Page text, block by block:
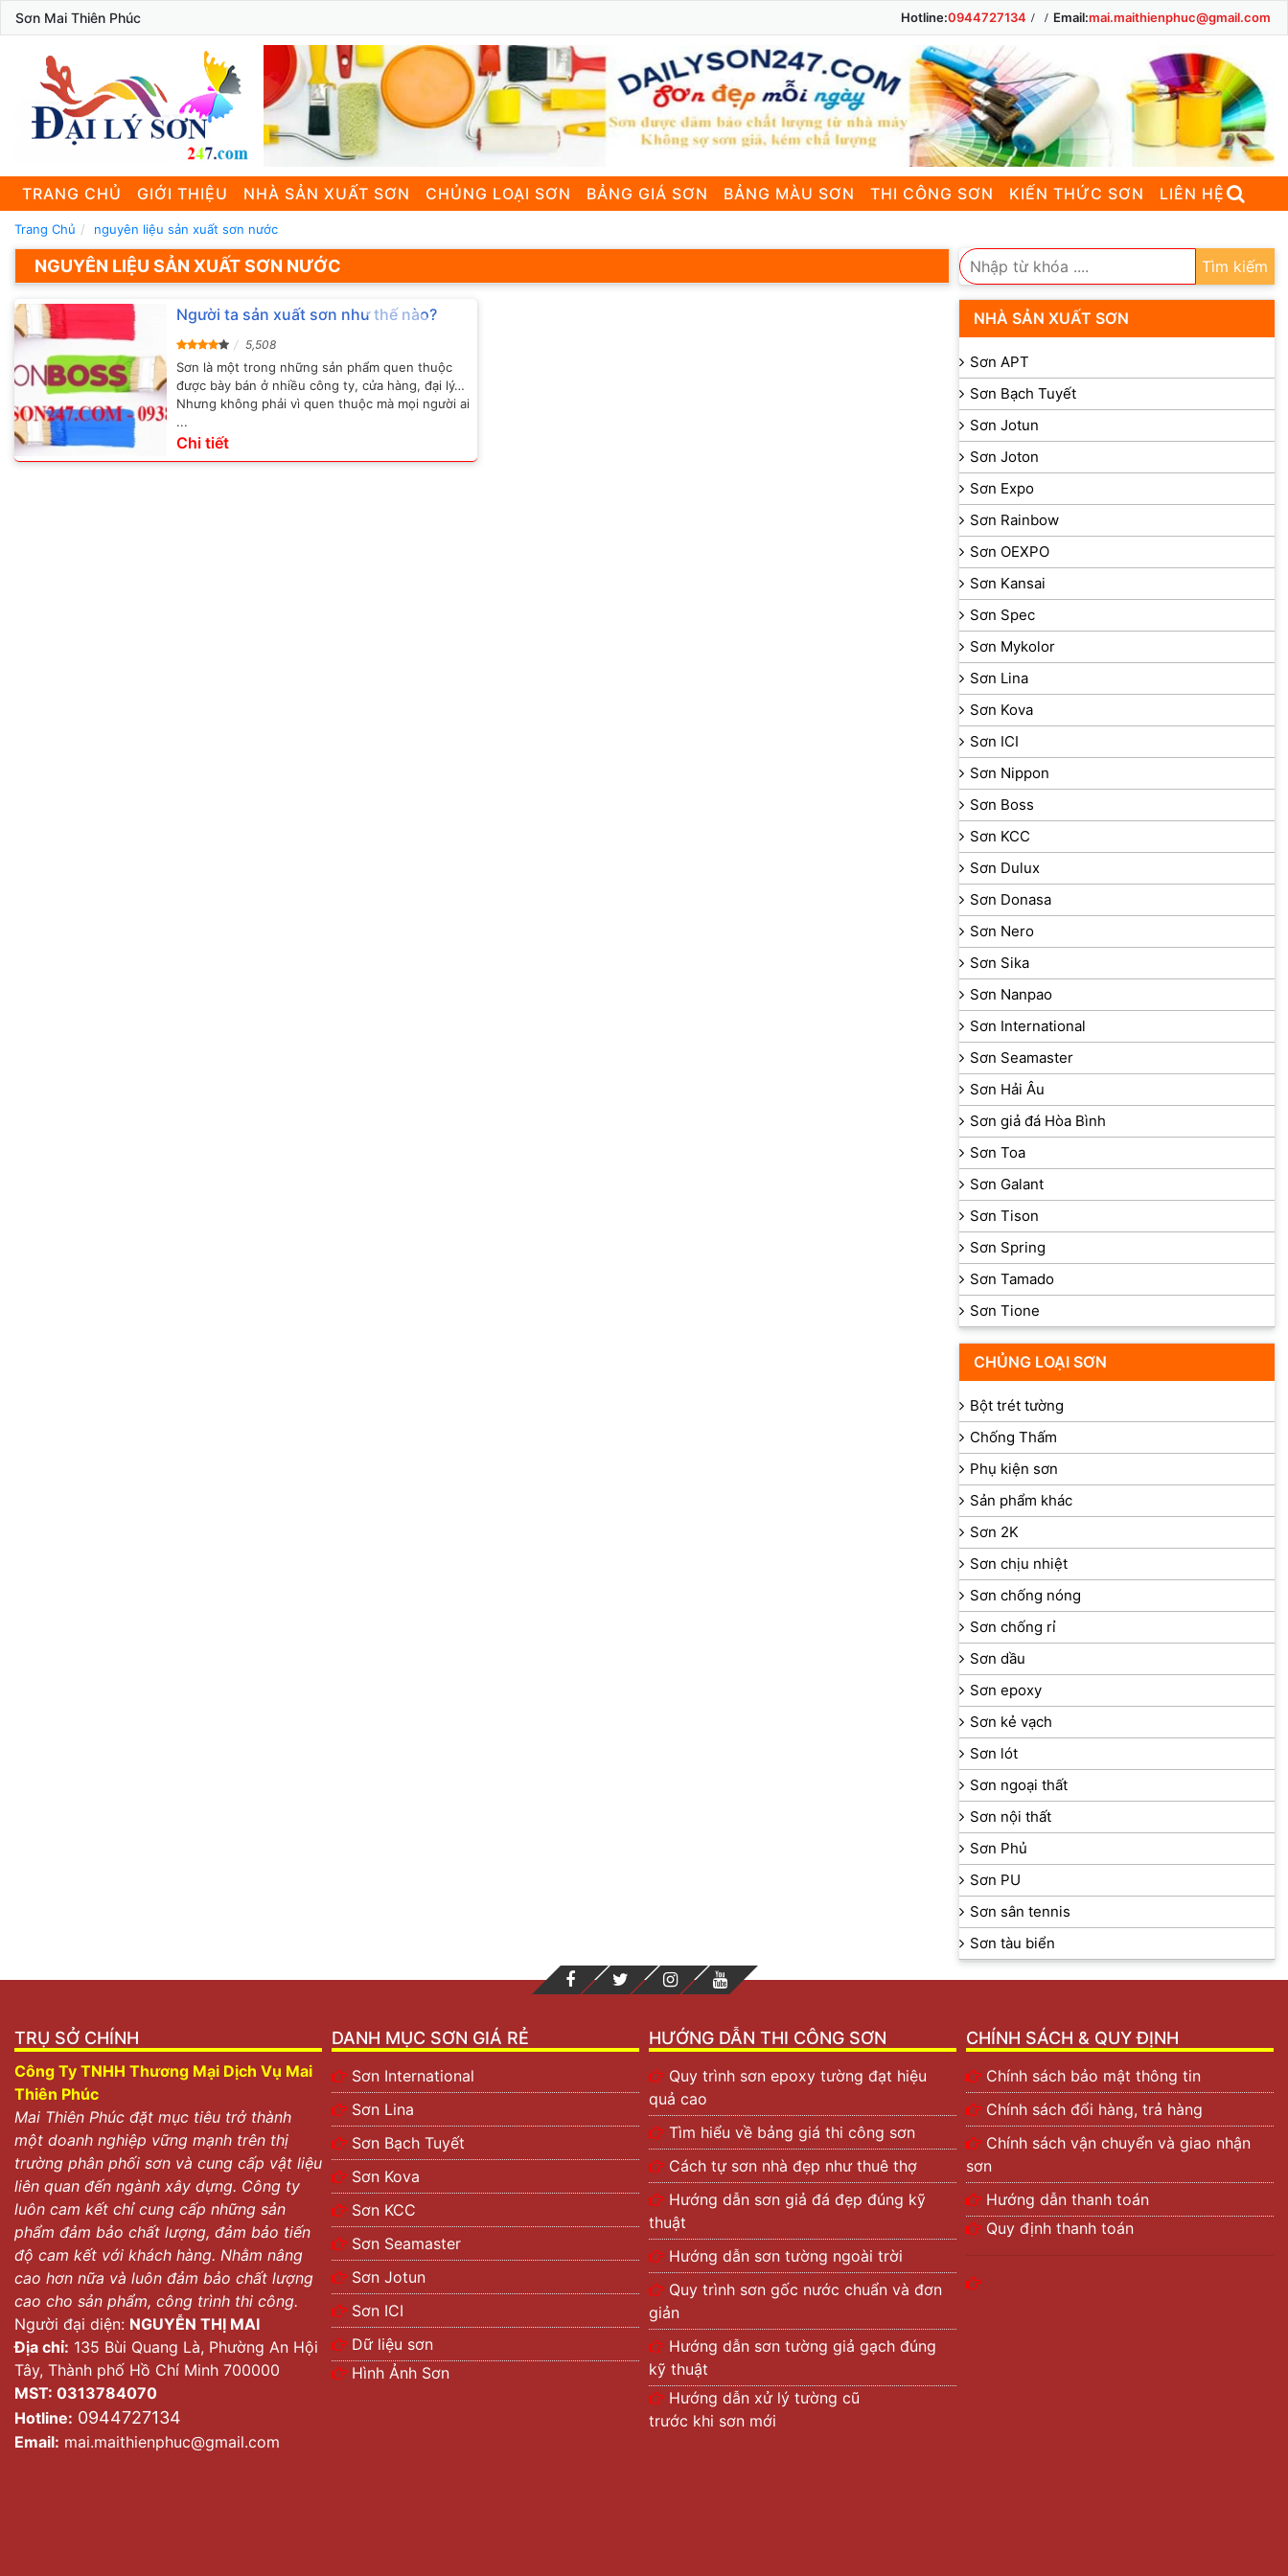
Sơn Mai Thiên Phúc Hotline:0944727134 Email:mai.maithienphuc@gmail.com
TRANG CHỦ GIỚI THIỆU NHÀ SẢN XUẤT SƠN CHỦNG LOẠI SƠN BẢNG GIÁ SƠN BẢNG MÀU SƠN THI CÔNG SƠN KIẾN THỨC SƠN LIÊN HỆ
Trang Chủ nguyên liệu sản xuất sơn nước
NGUYÊN LIỆU SẢN XUẤT SƠN NƯỚC
Người ta sản xuất sơn như thế nào?
5,508
Sơn là một trong những sản phẩm quen thuộc
được bày bán ở nhiều công ty, cửa hàng, đại lý…
Nhưng không phải vì quen thuộc mà mọi người ai
...
Chi tiết
Tìm kiếm
NHÀ SẢN XUẤT SƠN
Sơn APT
Sơn Bạch Tuyết
Sơn Jotun
Sơn Joton
Sơn Expo
Sơn Rainbow
Sơn OEXPO
Sơn Kansai
Sơn Spec
Sơn Mykolor
Sơn Lina
Sơn Kova
Sơn ICI
Sơn Nippon
Sơn Boss
Sơn KCC
Sơn Dulux
Sơn Donasa
Sơn Nero
Sơn Sika
Sơn Nanpao
Sơn International
Sơn Seamaster
Sơn Hải Âu
Sơn giả đá Hòa Bình
Sơn Toa
Sơn Galant
Sơn Tison
Sơn Spring
Sơn Tamado
Sơn Tione
CHỦNG LOẠI SƠN
Bột trét tường
Chống Thấm
Phụ kiện sơn
Sản phẩm khác
Sơn 2K
Sơn chịu nhiệt
Sơn chống nóng
Sơn chống rỉ
Sơn dầu
Sơn epoxy
Sơn kẻ vạch
Sơn lót
Sơn ngoại thất
Sơn nội thất
Sơn Phủ
Sơn PU
Sơn sân tennis
Sơn tàu biển
TRỤ SỞ CHÍNH
Công Ty TNHH Thương Mại Dịch Vụ Mai
Thiên Phúc
Mai Thiên Phúc đặt mục tiêu trở thành
một doanh nghiệp vững mạnh trên thị
trường phân phối sơn và cung cấp vật liệu
liên quan đến ngành xây dựng. Công ty
luôn cam kết chỉ cung cấp những sản
phẩm đảm bảo chất lượng, đảm bảo tiến
độ cam kết với khách hàng. Nhằm nâng
cao hơn nữa và luôn đảm bảo chất lượng
cao cho sản phẩm, công trình thi công.
Người đại diện: NGUYỄN THỊ MAI
Địa chỉ: 135 Bùi Quang Là, Phường An Hội
Tây, Thành phố Hồ Chí Minh 700000
MST: 0313784070
Hotline: 0944727134
Email: mai.maithienphuc@gmail.com
DANH MỤC SƠN GIÁ RẺ
Sơn International
Sơn Lina
Sơn Bạch Tuyết
Sơn Kova
Sơn KCC
Sơn Seamaster
Sơn Jotun
Sơn ICI
Dữ liệu sơn
Hình Ảnh Sơn
HƯỚNG DẪN THI CÔNG SƠN
Quy trình sơn epoxy tường đạt hiệu
quả cao
Tìm hiểu về bảng giá thi công sơn
Cách tự sơn nhà đẹp như thuê thợ
Hướng dẫn sơn giả đá đẹp đúng kỹ
thuật
Hướng dẫn sơn tường ngoài trời
Quy trình sơn gốc nước chuẩn và đơn
giản
Hướng dẫn sơn tường giả gạch đúng
kỹ thuật
Hướng dẫn xử lý tường cũ
trước khi sơn mới
CHÍNH SÁCH & QUY ĐỊNH
Chính sách bảo mật thông tin
Chính sách đổi hàng, trả hàng
Chính sách vận chuyển và giao nhận
sơn
Hướng dẫn thanh toán
Quy định thanh toán